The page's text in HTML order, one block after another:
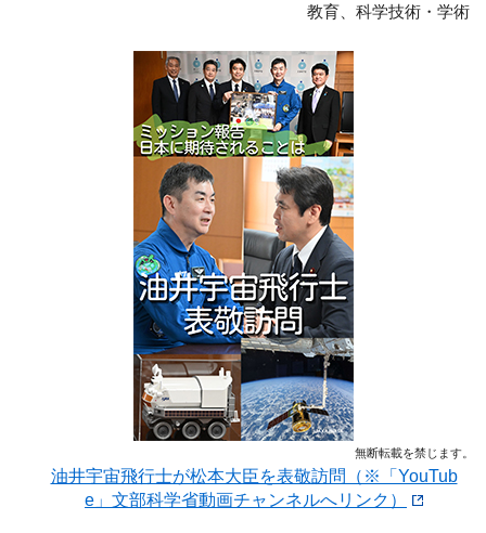
教育、科学技術・学術
無断転載を禁じます。
油井宇宙飛行士が松本大臣を表敬訪問（※「YouTub
e」文部科学省動画チャンネルへリンク）